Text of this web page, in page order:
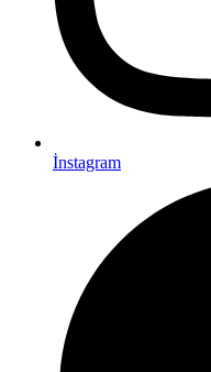
İnstagram